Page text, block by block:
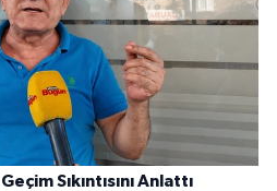
Sıkıntısını Anlattı